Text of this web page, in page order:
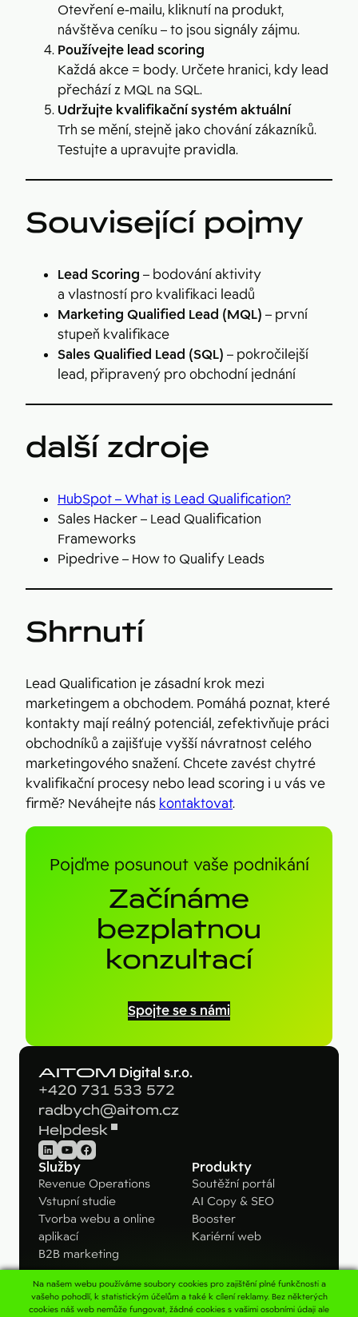
Otevření e-mailu, kliknutí na produkt,
návštěva ceníku – to jsou signály zájmu.
Používejte lead scoring
Každá akce = body. Určete hranici, kdy lead
přechází z MQL na SQL.
Udržujte kvalifikační systém aktuální
Trh se mění, stejně jako chování zákazníků.
Testujte a upravujte pravidla.
Související pojmy
Lead Scoring – bodování aktivity
a vlastností pro kvalifikaci leadů
Marketing Qualified Lead (MQL) – první
stupeň kvalifikace
Sales Qualified Lead (SQL) – pokročilejší
lead, připravený pro obchodní jednání
další zdroje
HubSpot – What is Lead Qualification?
Sales Hacker – Lead Qualification
Frameworks
Pipedrive – How to Qualify Leads
Shrnutí
Lead Qualification je zásadní krok mezi
marketingem a obchodem. Pomáhá poznat, které
kontakty mají reálný potenciál, zefektivňuje práci
obchodníků a zajišťuje vyšší návratnost celého
marketingového snažení. Chcete zavést chytré
kvalifikační procesy nebo lead scoring i u vás ve
firmě? Neváhejte nás kontaktovat.
Pojďme posunout vaše podnikání
Začínáme
bezplatnou
konzultací
Spojte se s námi
AITOM Digital s.r.o.
+420 731 533 572
radbych@aitom.cz
Helpdesk
LinkedIn
YouTube
Facebook
Služby
Revenue Operations
Vstupní studie
Tvorba webu a online
aplikací
B2B marketing
Produkty
Soutěžní portál
AI Copy & SEO
Booster
Kariérní web
Pro koho
B2B firmy
Kontakt
Napište nám
Na našem webu používáme soubory cookies pro zajištění plné funkčnosti a
vašeho pohodlí, k statistickým účelům a také k cílení reklamy. Bez některých
cookies náš web nemůže fungovat, žádné cookies s vašimi osobními údaji ale